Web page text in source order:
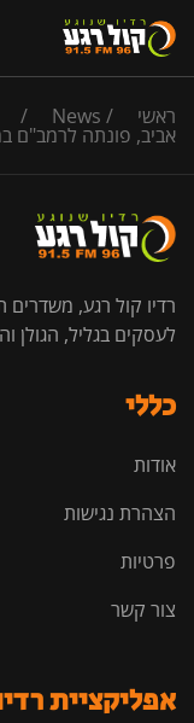
ראשי /
News
/
אביב, פונתה לרמב"ם
רדיו קול רגע, משדרים
לעסקים בגליל, הגולן
כללי
אודות
הצהרת נגישות
פרטיות
צור קשר
אפליקציית